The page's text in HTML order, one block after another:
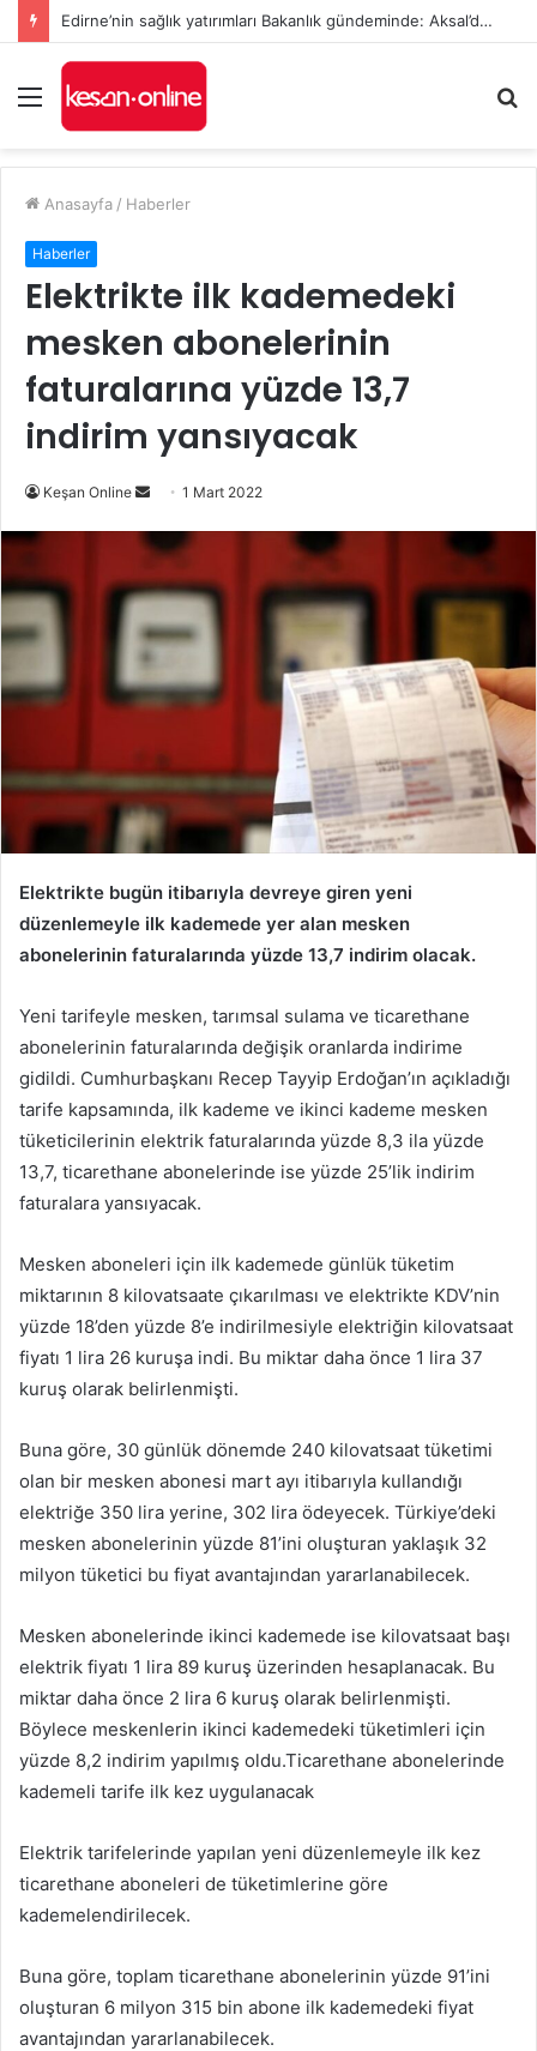
Edirne’nin sağlık yatırımları Bakanlık gündeminde: Aksal’dan Keşan için iki önemli talep
Menü
...
Anasayfa / Haberler
Haberler
Elektrikte ilk kademedeki
mesken abonelerinin
faturalarına yüzde 13,7
indirim yansıyacak
Keşan Online
Bir
posta
göndermek
1 Mart 2022
Elektrikte bugün itibarıyla devreye giren yeni
düzenlemeyle ilk kademede yer alan mesken
abonelerinin faturalarında yüzde 13,7 indirim olacak.
Yeni tarifeyle mesken, tarımsal sulama ve ticarethane
abonelerinin faturalarında değişik oranlarda indirime
gidildi. Cumhurbaşkanı Recep Tayyip Erdoğan’ın açıkladığı
tarife kapsamında, ilk kademe ve ikinci kademe mesken
tüketicilerinin elektrik faturalarında yüzde 8,3 ila yüzde
13,7, ticarethane abonelerinde ise yüzde 25’lik indirim
faturalara yansıyacak.
Mesken aboneleri için ilk kademede günlük tüketim
miktarının 8 kilovatsaate çıkarılması ve elektrikte KDV’nin
yüzde 18’den yüzde 8’e indirilmesiyle elektriğin kilovatsaat
fiyatı 1 lira 26 kuruşa indi. Bu miktar daha önce 1 lira 37
kuruş olarak belirlenmişti.
Buna göre, 30 günlük dönemde 240 kilovatsaat tüketimi
olan bir mesken abonesi mart ayı itibarıyla kullandığı
elektriğe 350 lira yerine, 302 lira ödeyecek. Türkiye’deki
mesken abonelerinin yüzde 81’ini oluşturan yaklaşık 32
milyon tüketici bu fiyat avantajından yararlanabilecek.
Mesken abonelerinde ikinci kademede ise kilovatsaat başı
elektrik fiyatı 1 lira 89 kuruş üzerinden hesaplanacak. Bu
miktar daha önce 2 lira 6 kuruş olarak belirlenmişti.
Böylece meskenlerin ikinci kademedeki tüketimleri için
yüzde 8,2 indirim yapılmış oldu.Ticarethane abonelerinde
kademeli tarife ilk kez uygulanacak
Elektrik tarifelerinde yapılan yeni düzenlemeyle ilk kez
ticarethane aboneleri de tüketimlerine göre
kademelendirilecek.
Buna göre, toplam ticarethane abonelerinin yüzde 91’ini
oluşturan 6 milyon 315 bin abone ilk kademedeki fiyat
avantajından yararlanabilecek.